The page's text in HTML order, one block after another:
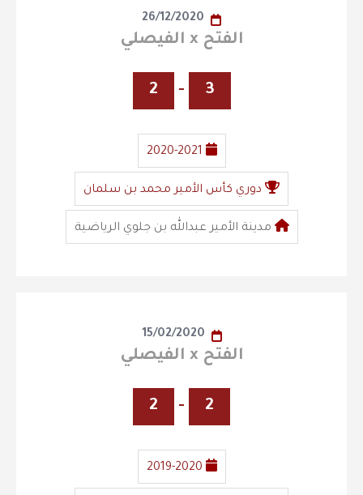
26/12/2020
الفتح x الفيصلي
3
-
2
2020-2021
دوري كأس الأمير محمد بن سلمان
مدينة الأمير عبدالله بن جلوي الرياضية
15/02/2020
الفتح x الفيصلي
2
-
2
2019-2020